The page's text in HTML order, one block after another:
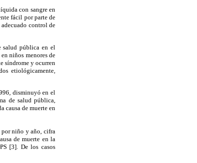
con sangre en
fácil por parte de
control de
salud pública en el
niños menores de
síndrome y ocurren
etiológicamente,
disminuyó en el
de salud pública,
causa de muerte en
por niño y año, cifra
de muerte en la
[3]. De los casos